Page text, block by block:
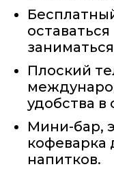
Плоский
удобства в
Мини-бар,
кофеварка
напитков.